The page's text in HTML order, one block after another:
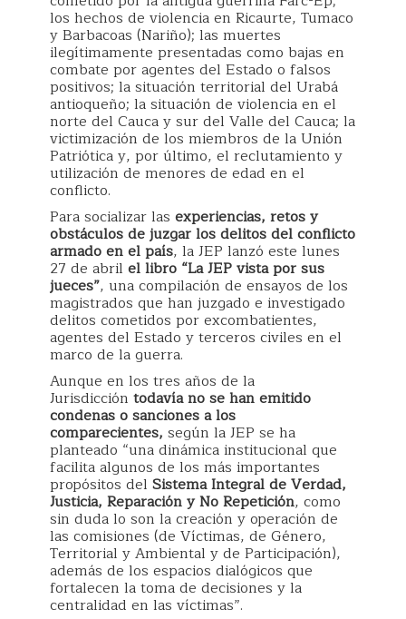
los hechos de violencia en Ricaurte, Tumaco
y Barbacoas (Nariño); las muertes
ilegítimamente presentadas como bajas en
combate por agentes del Estado o falsos
positivos; la situación territorial del Urabá
antioqueño; la situación de violencia en el
norte del Cauca y sur del Valle del Cauca; la
victimización de los miembros de la Unión
Patriótica y, por último, el reclutamiento y
utilización de menores de edad en el
conflicto.
Para socializar las experiencias, retos y
obstáculos de juzgar los delitos del conflicto
armado en el país, la JEP lanzó este lunes
27 de abril el libro “La JEP vista por sus
jueces”, una compilación de ensayos de los
magistrados que han juzgado e investigado
delitos cometidos por excombatientes,
agentes del Estado y terceros civiles en el
marco de la guerra.
Aunque en los tres años de la
Jurisdicción todavía no se han emitido
condenas o sanciones a los
comparecientes, según la JEP se ha
planteado “una dinámica institucional que
facilita algunos de los más importantes
propósitos del Sistema Integral de Verdad,
Justicia, Reparación y No Repetición, como
sin duda lo son la creación y operación de
las comisiones (de Víctimas, de Género,
Territorial y Ambiental y de Participación),
además de los espacios dialógicos que
fortalecen la toma de decisiones y la
centralidad en las víctimas”.